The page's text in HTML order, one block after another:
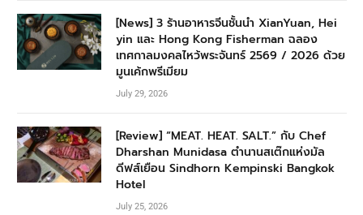
[News] 3 ร้านอาหารจีนชั้นนำ XianYuan, Hei
yin และ Hong Kong Fisherman ฉลอง
เทศกาลมงคลไหว้พระจันทร์ 2569 / 2026 ด้วย
มูนเค้กพรีเมียม
July 29, 2026
[Review] “MEAT. HEAT. SALT.” กับ Chef
Dharshan Munidasa ตำนานสเต๊กแห่งมัล
ดีฟส์เยือน Sindhorn Kempinski Bangkok
Hotel
July 25, 2026